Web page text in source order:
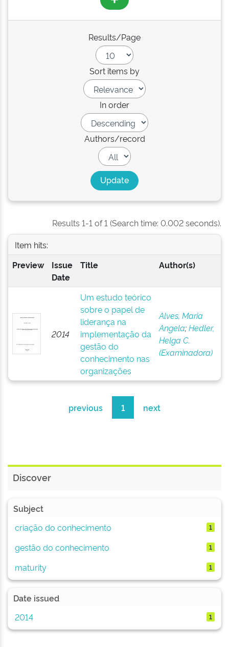
Results/Page
Sort items by
In order
Authors/record
Results 1-1 of 1 (Search time: 0.002 seconds).
Item hits:
Preview
Issue
Date
Title Author(s)
2014
Um estudo teórico
sobre o papel de
liderança na
implementação da
gestão do
conhecimento nas
organizações
Alves, Maria
Angela;Hedler,
Helga C.
(Examinadora)
previous 1 next
Discover
Subject
criação do conhecimento
1
gestão do conhecimento 1
maturity 1
Date issued
2014
1